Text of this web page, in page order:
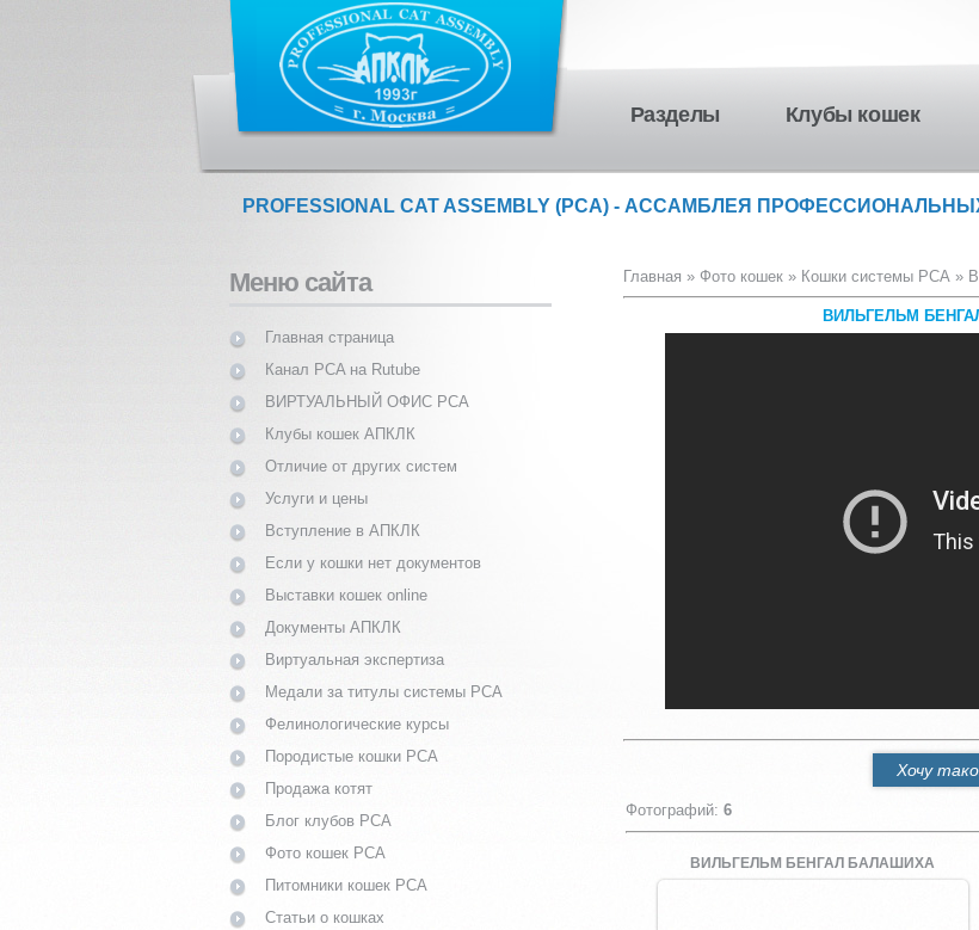
Разделы Клубы кошек
PROFESSIONAL CAT ASSEMBLY (PCA) - АССАМБЛЕЯ
Главная » Фото кошек » Кошки системы PCA »
ВИЛЬГЕЛЬМ
Хочу
Фотографий: 6
ВИЛЬГЕЛЬМ БЕНГАЛ БАЛАШИХА
Меню сайта
Главная страница
Канал PCA на Rutube
ВИРТУАЛЬНЫЙ ОФИС PCA
Клубы кошек АПКЛК
Отличие от других систем
Услуги и цены
Вступление в АПКЛК
Если у кошки нет документов
Выставки кошек online
Документы АПКЛК
Виртуальная экспертиза
Медали за титулы системы PCA
Фелинологические курсы
Породистые кошки PCA
Продажа котят
Блог клубов PCA
Фото кошек PCA
Питомники кошек PCA
Статьи о кошках